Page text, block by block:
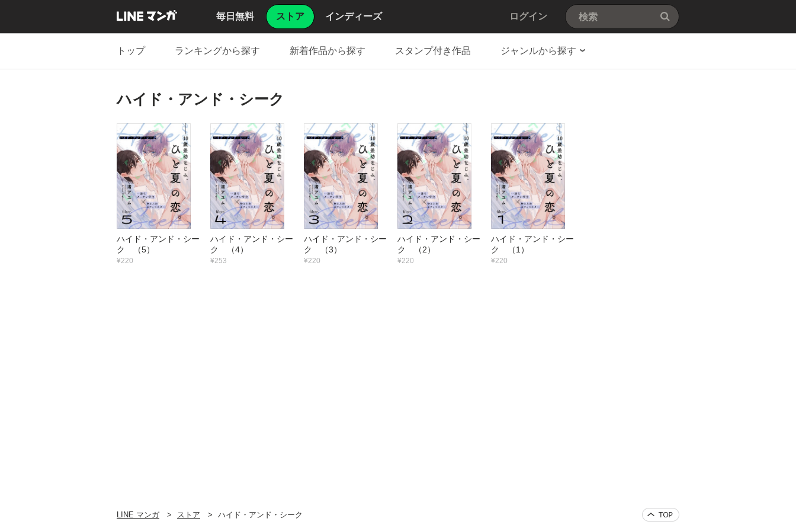
毎日無料 ストア インディーズ ログイン
トップ ランキングから探す 新着作品から探す スタンプ付き作品 ジャンルから探す
ハイド・アンド・シーク
ハイド・アンド・シー
ク （5）
¥220
ハイド・アンド・シー
ク （4）
¥253
ハイド・アンド・シー
ク （3）
¥220
ハイド・アンド・シー
ク （2）
¥220
ハイド・アンド・シー
ク （1）
¥220
LINE マンガ ストア ハイド・アンド・シーク